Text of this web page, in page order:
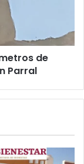
de
Parral